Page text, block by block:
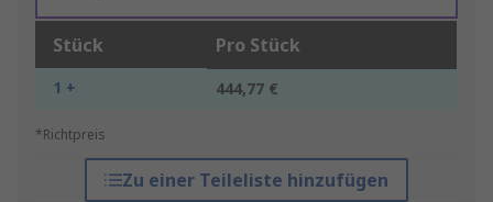
Stück Pro Stück
1 + 444,77 €
*Richtpreis
Zu einer Teileliste hinzufügen